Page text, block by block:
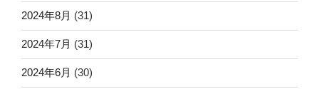
2024年8月 (31)
2024年7月 (31)
2024年6月 (30)